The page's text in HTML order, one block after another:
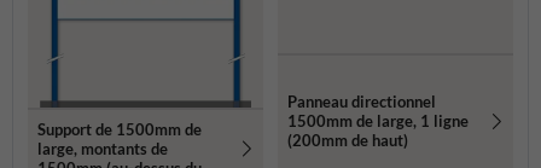
Support de 1500mm de
large, montants de
Panneau directionnel
1500mm de large, 1 ligne
(200mm de haut)